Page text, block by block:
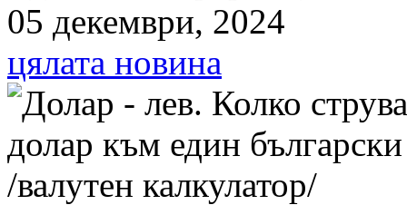
05 декември, 2024
цялата новина